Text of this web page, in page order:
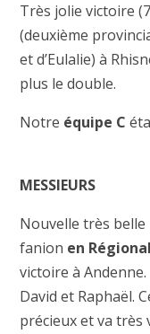
Très jolie victoire
(deuxième
et d’Eulalie) à
plus le double.
Notre équipe C
MESSIEURS
Nouvelle très
fanion en
victoire à
David et Raphaël.
précieux et va très